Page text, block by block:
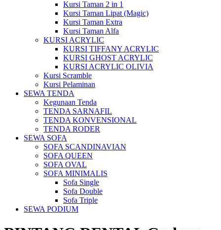
Kursi Taman 2 in 1
Kursi Taman Lipat (Magic)
Kursi Taman Extra
Kursi Taman Alfa
KURSI ACRYLIC
KURSI TIFFANY ACRYLIC
KURSI GHOST ACRYLIC
KURSI ACRYLIC OLIVIA
Kursi Scramble
Kursi Pelaminan
SEWA TENDA
Kegunaan Tenda
TENDA SARNAFIL
TENDA KONVENSIONAL
TENDA RODER
SEWA SOFA
SOFA SCANDINAVIAN
SOFA QUEEN
SOFA OVAL
SOFA MINIMALIS
Sofa Single
Sofa Double
Sofa Triple
SEWA PODIUM